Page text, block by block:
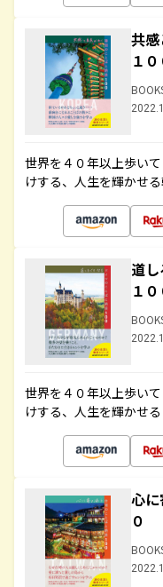
共
１０
世界を４０年以上歩い
けする、人生を輝かせ
道
１０
世界を４０年以上歩い
けする、人生を輝かせ
心
０